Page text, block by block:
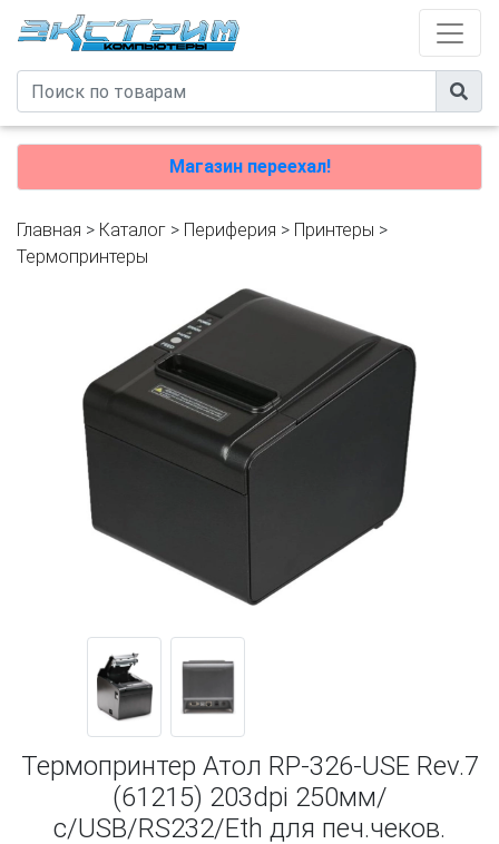
Магазин переехал!
Главная > Каталог > Периферия > Принтеры >
Термопринтеры
Термопринтер Атол RP-326-USE Rev.7
(61215) 203dpi 250мм/
с/USB/RS232/Eth для печ.чеков.